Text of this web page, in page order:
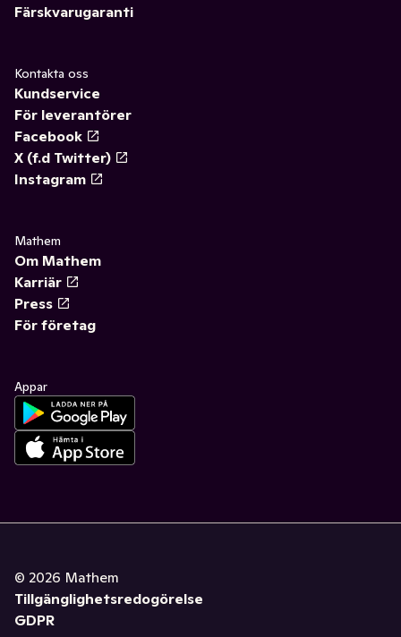
Färskvarugaranti
Kontakta oss
Kundservice
För leverantörer
Facebook
X (f.d Twitter)
Instagram
Mathem
Om Mathem
Karriär
Press
För företag
Appar
© 2026 Mathem
Tillgänglighetsredogörelse
GDPR